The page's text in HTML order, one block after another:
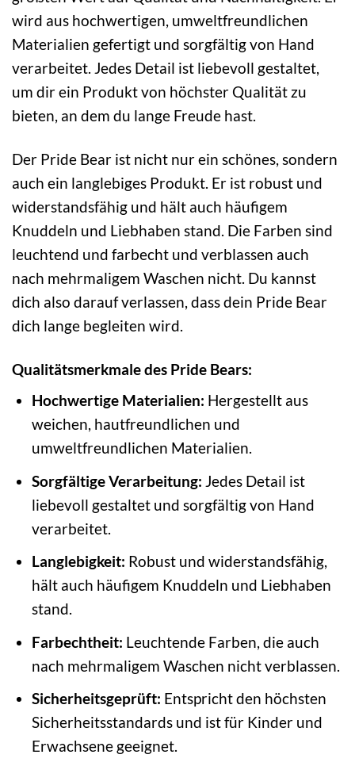
wird aus hochwertigen, umweltfreundlichen
Materialien gefertigt und sorgfältig von Hand
verarbeitet. Jedes Detail ist liebevoll gestaltet,
um dir ein Produkt von höchster Qualität zu
bieten, an dem du lange Freude hast.
Der Pride Bear ist nicht nur ein schönes, sondern
auch ein langlebiges Produkt. Er ist robust und
widerstandsfähig und hält auch häufigem
Knuddeln und Liebhaben stand. Die Farben sind
leuchtend und farbecht und verblassen auch
nach mehrmaligem Waschen nicht. Du kannst
dich also darauf verlassen, dass dein Pride Bear
dich lange begleiten wird.
Qualitätsmerkmale des Pride Bears:
Hochwertige Materialien: Hergestellt aus
weichen, hautfreundlichen und
umweltfreundlichen Materialien.
Sorgfältige Verarbeitung: Jedes Detail ist
liebevoll gestaltet und sorgfältig von Hand
verarbeitet.
Langlebigkeit: Robust und widerstandsfähig,
hält auch häufigem Knuddeln und Liebhaben
stand.
Farbechtheit: Leuchtende Farben, die auch
nach mehrmaligem Waschen nicht verblassen.
Sicherheitsgeprüft: Entspricht den höchsten
Sicherheitsstandards und ist für Kinder und
Erwachsene geeignet.